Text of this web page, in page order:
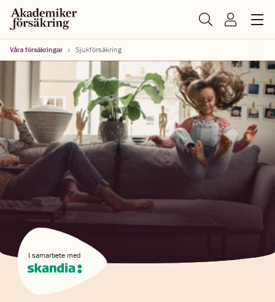
Våra försäkringar Sjukförsäkring
I samarbete med